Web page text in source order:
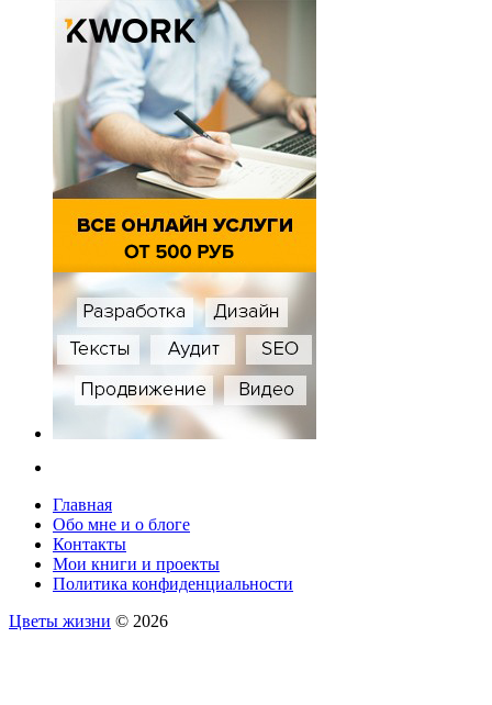
Главная
Обо мне и о блоге
Контакты
Мои книги и проекты
Политика конфиденциальности
Цветы жизни © 2026